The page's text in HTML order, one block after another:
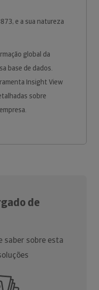
e a sua natureza
global da
base de dados.
Insight View
sobre
de
saber sobre esta